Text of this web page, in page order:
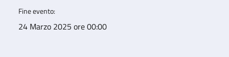
Fine evento:
24 Marzo 2025 ore 00:00